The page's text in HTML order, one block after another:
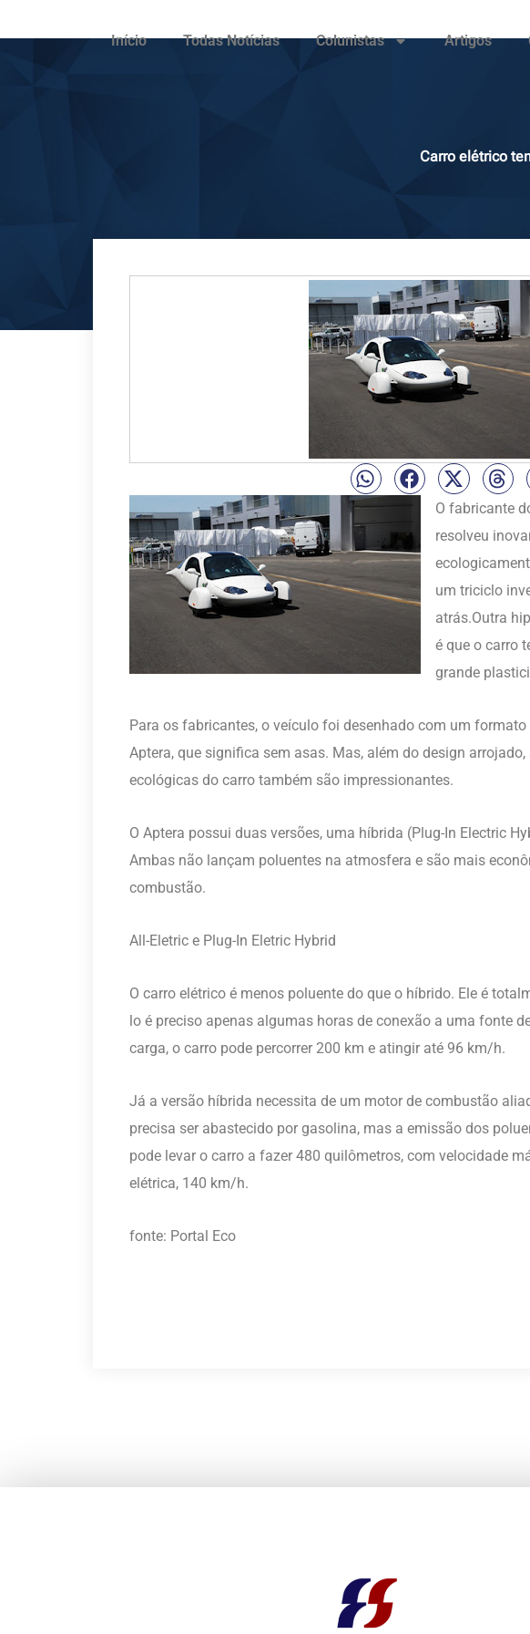
Início Todas Notícias Colunistas Artigos
Carro elétrico
O fabricante
resolveu
um triciclo
atrás.Outra
é que o carro
grande
Para os fabricantes, o veículo foi desenhado com um
Aptera, que significa sem asas. Mas, além do design
ecológicas do carro também são impressionantes.
O Aptera possui duas versões, uma híbrida (Plug-In Electric
Ambas não lançam poluentes na atmosfera e são mais
combustão.
All-Eletric e Plug-In Eletric Hybrid
O carro elétrico é menos poluente do que o híbrido. Ele é
lo é preciso apenas algumas horas de conexão a uma fonte
carga, o carro pode percorrer 200 km e atingir até 96 km/h.
Já a versão híbrida necessita de um motor de combustão
precisa ser abastecido por gasolina, mas a emissão dos
pode levar o carro a fazer 480 quilômetros, com velocidade
elétrica, 140 km/h.
fonte: Portal Eco